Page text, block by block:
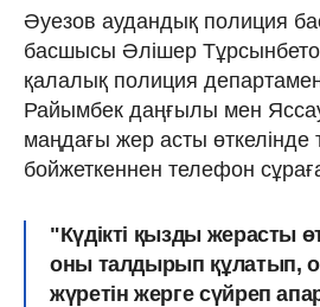
Әуезов аудандық полиция
басшысы Әлішер
қалалық полиция
Райымбек даңғылы мен
маңдағы жер асты өткелінде
бойжеткеннен телефон
"Күдікті қызды жерасты
оны талдырып құлатып,
жүретін жерге сүйреп